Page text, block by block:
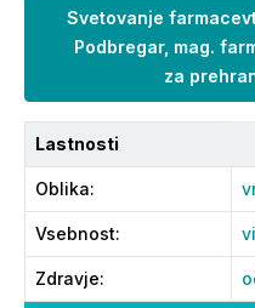
Svetovanje
Podbregar, mag.
za
Lastnosti
Oblika:
Vsebnost:
Zdravje: